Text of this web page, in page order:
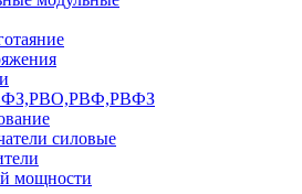
cиловые
мощности